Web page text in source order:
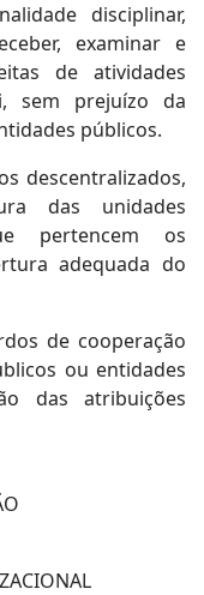
disciplinar,
examinar e
de atividades
sem prejuízo da
públicos.
descentralizados,
das unidades
pertencem os
adequada do
de cooperação
ou entidades
das atribuições